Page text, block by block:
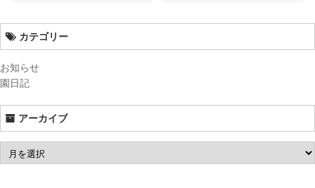
カテゴリー
お知らせ
園日記
アーカイブ